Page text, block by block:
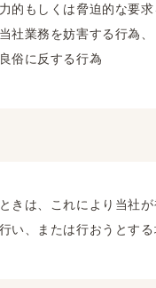
的もしくは脅迫的な要
社業務を妨害する行為
俗に反する行為
きは、これにより当社
い、または行おうとす